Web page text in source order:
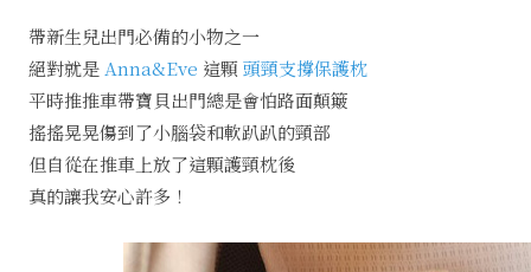
帶新生兒出門必備的小物之一
絕對就是 Anna&Eve 這顆 頭頸支撐保護枕
平時推推車帶寶貝出門總是會怕路面顛簸
搖搖晃晃傷到了小腦袋和軟趴趴的頸部
但自從在推車上放了這顆護頸枕後
真的讓我安心許多！